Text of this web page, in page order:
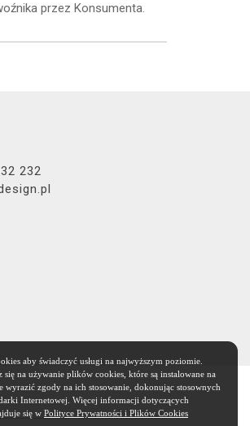
przez Konsumenta.
232
aby świadczyć usługi na najwyższym poziomie.
się na używanie plików cookies, które są instalowane na
wyrazić zgody na ich stosowanie, dokonując stosownych
Internetowej. Więcej informacji dotyczących
się w Polityce Prywatności i Plików Cookies